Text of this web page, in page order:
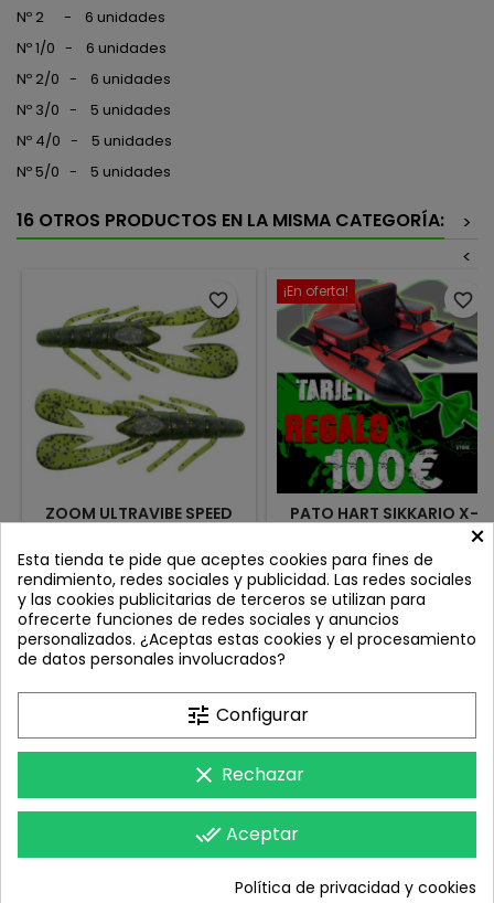
Nº 2 - 6 unidades
Nº 1/0 - 6 unidades
Nº 2/0 - 6 unidades
Nº 3/0 - 5 unidades
Nº 4/0 - 5 unidades
Nº 5/0 - 5 unidades
16 OTROS PRODUCTOS EN LA MISMA CATEGORÍA:
>
<
ZOOM ULTRAVIBE SPEED
CRAW 3.5" MARDI GRASS
Review(s):0
El Zoom Ultra Vibe Speed ​​es
uno de los cangrejos
versátiles del mercado
Medida: 3.5" 8.90 cm
Cantidad: 12 unidades por
Precio
8,50 €
 Añadir al carrito
favorite_border ¡En oferta!
PATO HART SIKKARIO X-
FORWARD + TARJETA DE
REGALO 100€
Review(s):
El Hart Sikkario X-
Forward está diseñado para
los pescadores más
exigentes, combinando
materiales de primera
avanzada, este pato es la
herramienta perfecta para
llevar tu pesca al siguiente
nivel. TARJETA DE REGALO
VALORADA EN 100€ QUE SE
ENVIARA A TU CORREO 📊
Especificaciones técnicas...
Precio
595,00 €
favorite_border
×
Esta tienda te pide que aceptes cookies para fines de
rendimiento, redes sociales y publicidad. Las redes sociales
y las cookies publicitarias de terceros se utilizan para
ofrecerte funciones de redes sociales y anuncios
personalizados. ¿Aceptas estas cookies y el procesamiento
de datos personales involucrados?
tune Configurar
clear Rechazar
done_allAceptar
Política de privacidad y cookies